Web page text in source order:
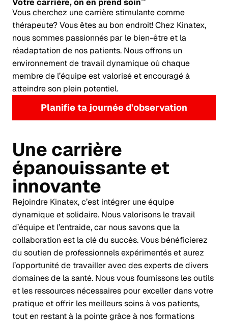
Vous cherchez une carrière stimulantecomme
thérapeute?Vous êtes au bon endroit!Chez Kinatex,
nous sommes passionnés par le bien-être et la
réadaptation de nos patients. Nous offrons un
environnement de travail dynamique où chaque
membre de l’équipe est valorisé et encouragé à
atteindre son plein potentiel.
Planifie ta journée d'observation
Une carrière
épanouissante et
innovante
Rejoindre Kinatex, c’est intégrer une équipe
dynamique et solidaire. Nous valorisons le travail
d’équipe et l’entraide, car nous savons que la
collaboration est la clé du succès. Vous bénéficierez
du soutien de professionnels expérimentés et aurez
l’opportunité de travailler avec des experts de divers
domaines de la santé. Nous vous fournissons les outils
et les ressources nécessaires pour exceller dans votre
pratique et offrir les meilleurs soins à vos patients,
tout en restant à la pointe grâce à nos formations